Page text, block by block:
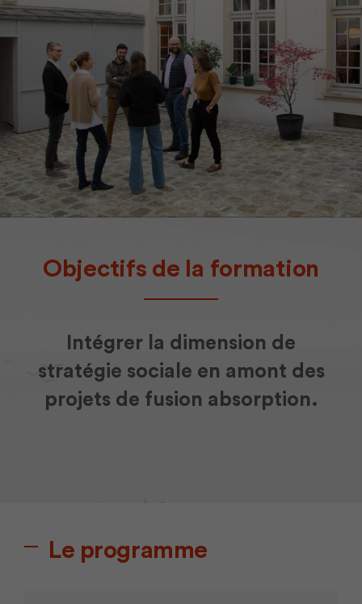
Objectifs de la formation
Intégrer la dimension de
stratégie sociale en amont des
projets de fusion absorption.
Le programme